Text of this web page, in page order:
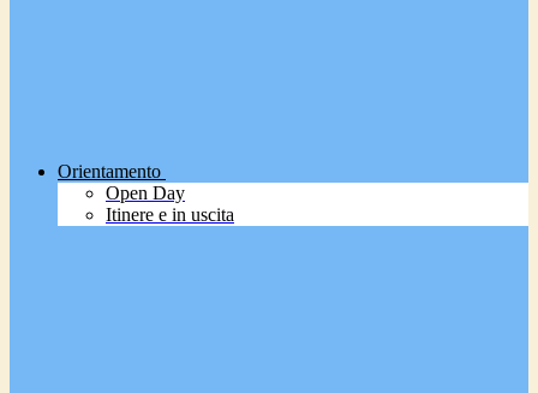
Orientamento
Open Day
Itinere e in uscita